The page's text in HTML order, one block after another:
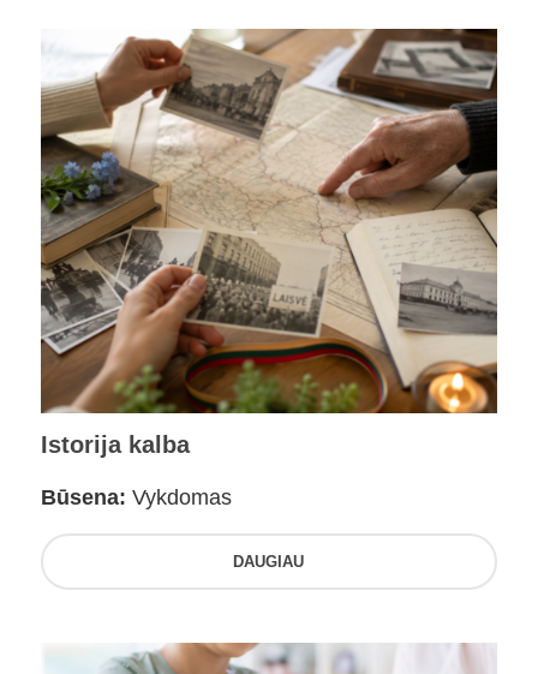
Istorija kalba
Būsena: Vykdomas
DAUGIAU